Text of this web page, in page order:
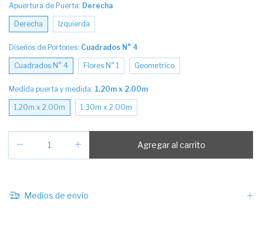
Apuertura de Puerta: Derecha
Derecha Izquierda
Diseños de Portones: Cuadrados N° 4
Cuadrados N° 4 Flores N° 1 Geometrico
Medida puerta y medida: 1.20m x 2.00m
1.20m x 2.00m 1.30m x 2.00m
Medios de envío